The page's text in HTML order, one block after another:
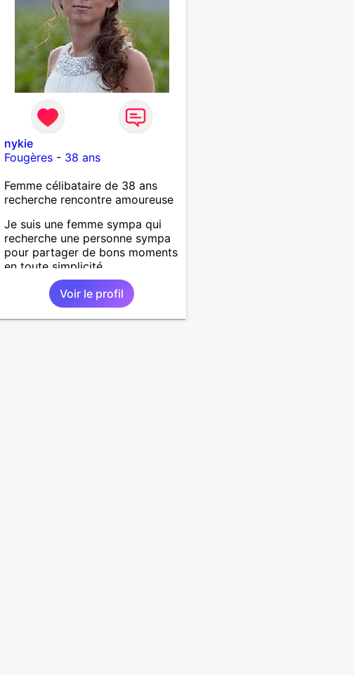
nykie
Fougères - 38 ans
Femme célibataire de 38 ans
recherche rencontre amoureuse
Je suis une femme sympa qui
recherche une personne sympa
pour partager de bons moments
en toute simplicité.
Voir le profil